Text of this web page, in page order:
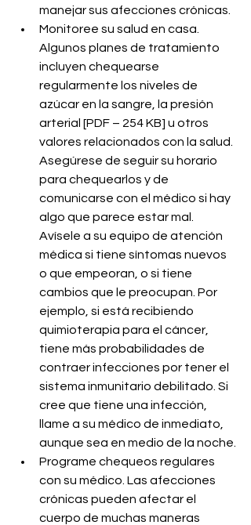
manejar sus afecciones crónicas.
Monitoree su salud en casa.
Algunos planes de tratamiento
incluyen chequearse
regularmente los niveles de
azúcar en la sangre, la presión
arterial [PDF – 254 KB] u otros
valores relacionados con la salud.
Asegúrese de seguir su horario
para chequearlos y de
comunicarse con el médico si hay
algo que parece estar mal.
Avísele a su equipo de atención
médica si tiene síntomas nuevos
o que empeoran, o si tiene
cambios que le preocupan. Por
ejemplo, si está recibiendo
quimioterapia para el cáncer,
tiene más probabilidades de
contraer infecciones por tener el
sistema inmunitario debilitado. Si
cree que tiene una infección,
llame a su médico de inmediato,
aunque sea en medio de la noche.
Programe chequeos regulares
con su médico. Las afecciones
crónicas pueden afectar el
cuerpo de muchas maneras